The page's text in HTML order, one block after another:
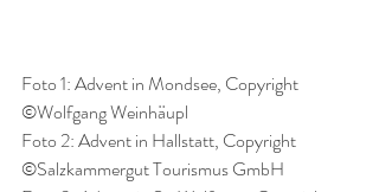
Foto 1: Advent in Mondsee, Copyright
©Wolfgang Weinhäupl
Foto 2: Advent in Hallstatt, Copyright
©Salzkammergut Tourismus GmbH